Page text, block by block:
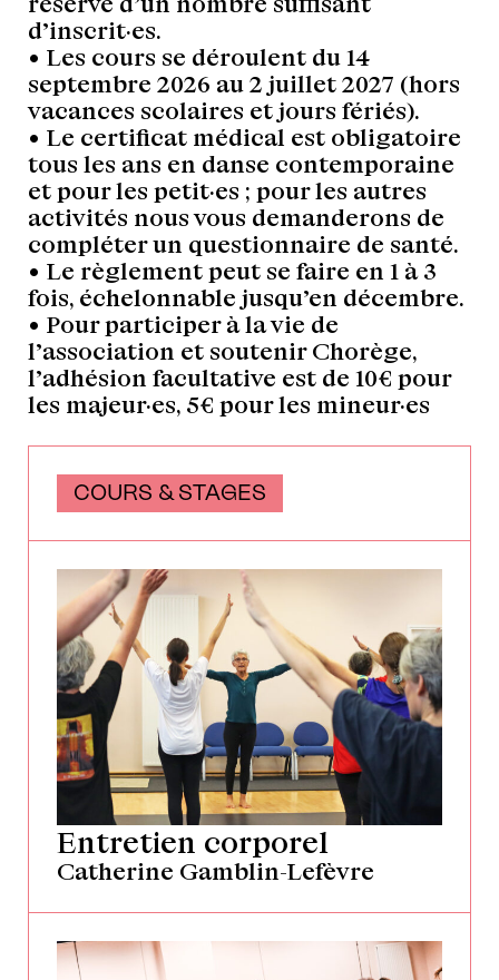
d’inscrit·es.
• Les cours se déroulent du 14
septembre 2026 au 2 juillet 2027 (hors
vacances scolaires et jours fériés).
• Le certificat médical est obligatoire
tous les ans en danse contemporaine
et pour les petit·es ; pour les autres
activités nous vous demanderons de
compléter un questionnaire de santé.
• Le règlement peut se faire en 1 à 3
fois, échelonnable jusqu’en décembre.
• Pour participer à la vie de
l’association et soutenir Chorège,
l’adhésion facultative est de 10€ pour
les majeur·es, 5€ pour les mineur·es
COURS & STAGES
Entretien corporel
Catherine Gamblin-Lefèvre